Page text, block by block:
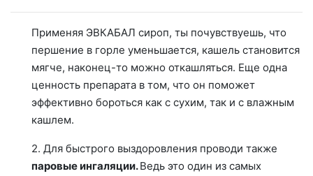
Применяя ЭВКАБАЛ сироп, ты почувствуешь, что
першение в горле уменьшается, кашель становится
мягче, наконец-то можно откашляться. Еще одна
ценность препарата в том, что он поможет
эффективно бороться как с сухим, так и с влажным
кашлем.
2. Для быстрого выздоровления проводи также
паровые ингаляции.Ведь это один из самых